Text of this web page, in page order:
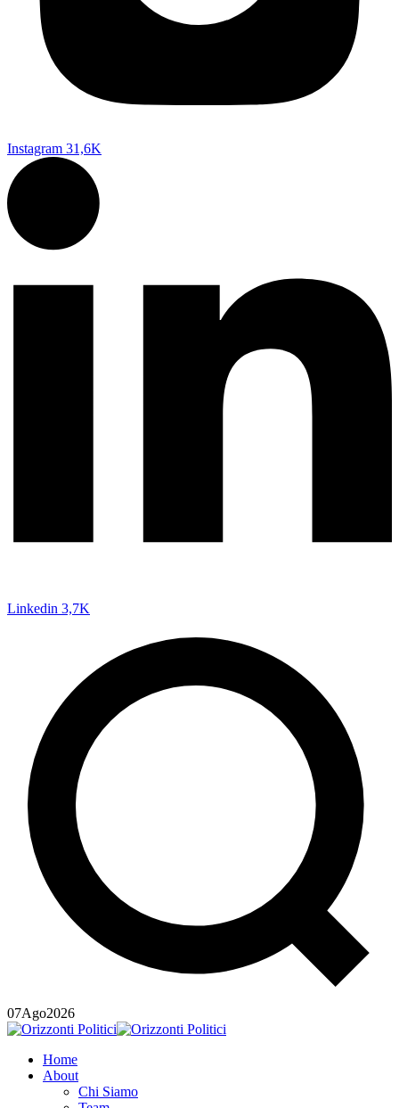
Instagram 31,6K
Linkedin 3,7K
07Ago2026
Home
About
Chi Siamo